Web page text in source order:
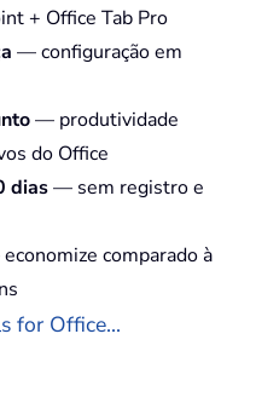
+ Office Tab Pro
— configuração em
— produtividade
do Office
dias— sem registro e
comparado à
for Office...